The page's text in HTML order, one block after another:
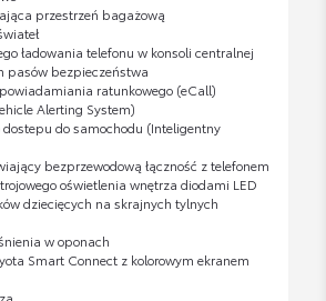
przestrzeń bagażową
ładowania telefonu w konsoli centralnej
pasów bezpieczeństwa
ratunkowego (eCall)
Alerting System)
do samochodu (Inteligentny
bezprzewodową łączność z telefonem
oświetlenia wnętrza diodami LED
dziecięcych na skrajnych tylnych
w oponach
Smart Connect z kolorowym ekranem